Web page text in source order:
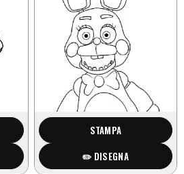
STAMPA
✏️ DISEGNA